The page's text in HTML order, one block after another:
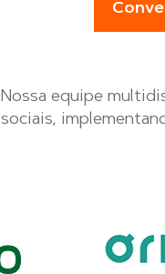
Nossa equipe
sociais,